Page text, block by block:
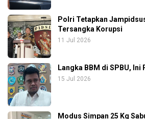
Polri Tetapkan
Tersangka Korupsi
11 Jul 2026
Langka BBM di SPBU, Ini
15 Jul 2026
Modus Simpan 25 Kg